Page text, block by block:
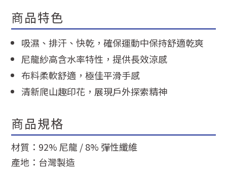
商品特色
吸濕、排汗、快乾，確保運動中保持舒適乾爽
尼龍紗高含水率特性，提供長效涼感
布料柔軟舒適，極佳平滑手感
清新爬山趣印花，展現戶外探索精神
商品規格
材質：92% 尼龍 / 8% 彈性纖維
產地：台灣製造